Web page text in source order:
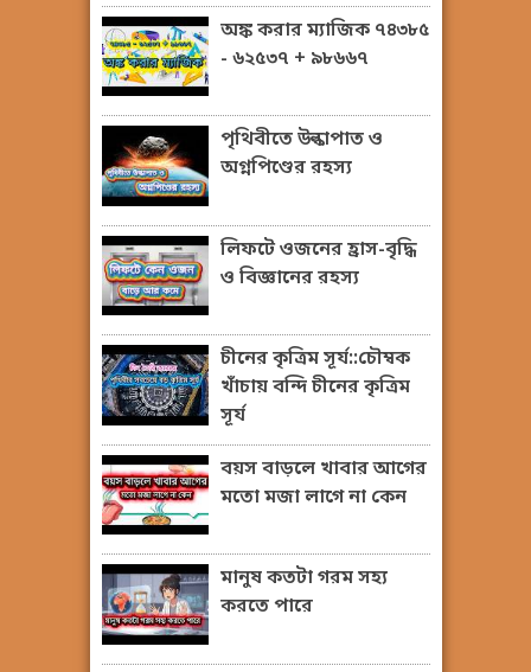
অঙ্ক করার ম্যাজিক ৭৪৩৮৫
- ৬২৫৩৭ + ৯৮৬৬৭
পৃথিবীতে উল্কাপাত ও
অগ্নপিণ্ডের রহস্য
লিফটে ওজনের হ্রাস-বৃদ্ধি
ও বিজ্ঞানের রহস্য
চীনের কৃত্রিম সূর্য::চৌম্বক
খাঁচায় বন্দি চীনের কৃত্রিম
সূর্য
বয়স বাড়লে খাবার আগের
মতো মজা লাগে না কেন
মানুষ কতটা গরম সহ্য
করতে পারে